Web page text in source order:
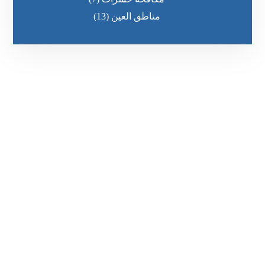
مناطق العين (13)